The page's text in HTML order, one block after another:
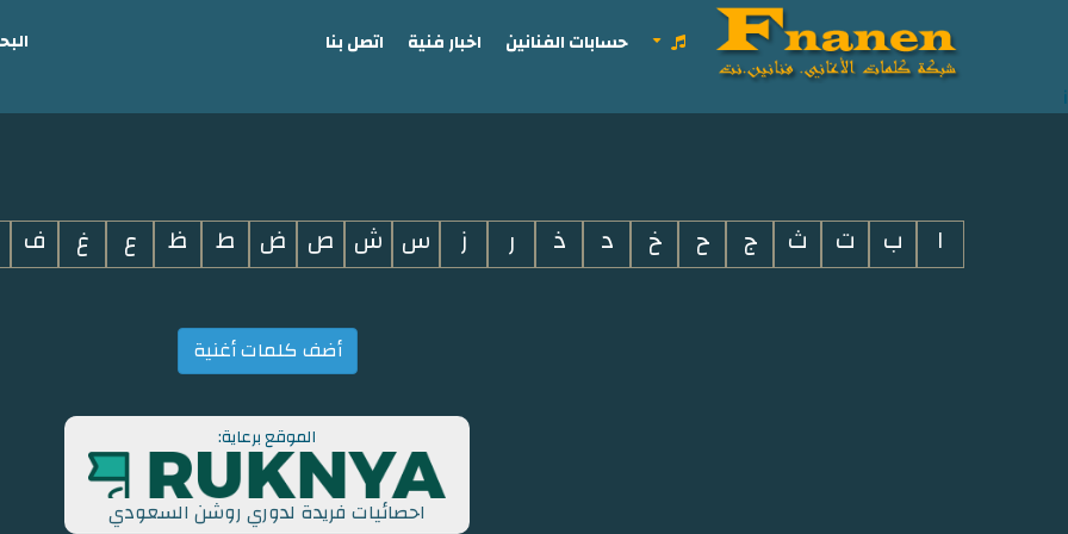
i
حسابات الفنانين اخبار فنية اتصل بنا
ا ب ت ث ج ح خ د ذ ر ز س ش ص ض ط ظ ع غ ف
أضف كلمات أغنية
الموقع برعاية:
احصائيات فريدة لدوري روشن السعودي